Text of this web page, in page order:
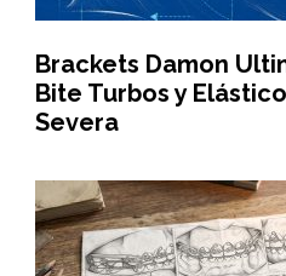
Brackets Damon
Bite Turbos y
Severa